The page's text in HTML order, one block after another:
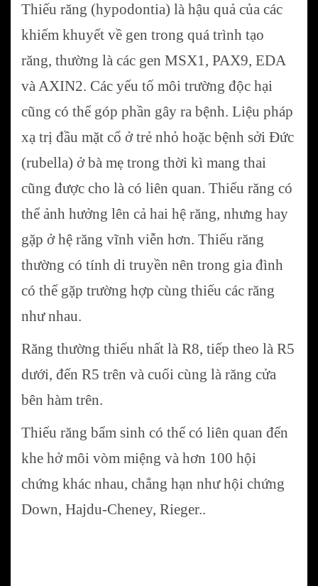
Thiếu răng (hypodontia) là hậu quả của các
khiếm khuyết về gen trong quá trình tạo
răng, thường là các gen MSX1, PAX9, EDA
và AXIN2. Các yếu tố môi trường độc hại
cũng có thể góp phần gây ra bệnh. Liệu pháp
xạ trị đầu mặt cổ ở trẻ nhỏ hoặc bệnh sởi Đức
(rubella) ở bà mẹ trong thời kì mang thai
cũng được cho là có liên quan. Thiếu răng có
thể ảnh hưởng lên cả hai hệ răng, nhưng hay
gặp ở hệ răng vĩnh viễn hơn. Thiếu răng
thường có tính di truyền nên trong gia đình
có thể gặp trường hợp cùng thiếu các răng
như nhau.
Răng thường thiếu nhất là R8, tiếp theo là R5
dưới, đến R5 trên và cuối cùng là răng cửa
bên hàm trên.
Thiếu răng bẩm sinh có thể có liên quan đến
khe hở môi vòm miệng và hơn 100 hội
chứng khác nhau, chẳng hạn như hội chứng
Down, Hajdu-Cheney, Rieger..